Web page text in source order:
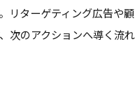
リターゲティング広告や顧
次のアクションへ導く流れ